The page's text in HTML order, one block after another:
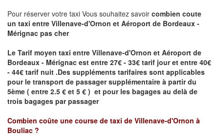
Pour réserver votre taxi Vous souhaitez savoir combien coute
un taxi entre Villenave-d'Ornon et Aéroport de Bordeaux -
Mérignac pas cher
Le Tarif moyen taxi entre Villenave-d'Ornon et Aéroport de
Bordeaux - Mérignac est entre 27€ - 33€ tarif jour et entre 40€
- 44€ tarif nuit .Des suppléments tarifaires sont applicables
pour le transport de passager supplémentaire à partir du
5ème ( entre 2.5 € et 5 € ) et pour les bagages au delà de
trois bagages par passager
Combien coûte une course de taxi de Villenave-d'Ornon à
Bouliac ?